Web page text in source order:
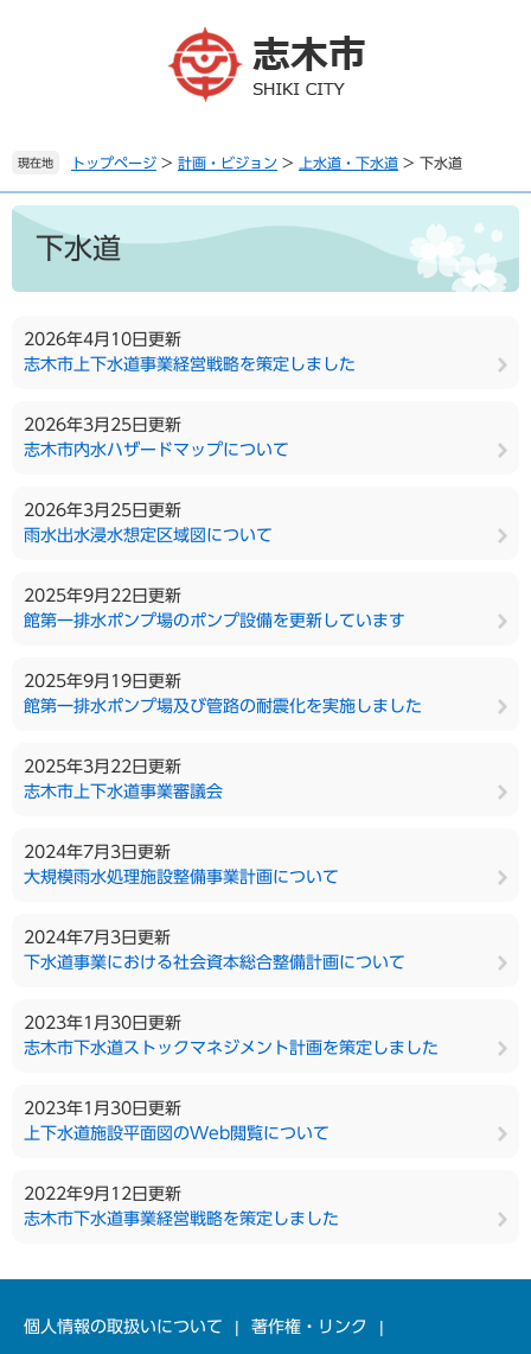
。
て
へ
現在地 トップページ > 計画・ビジョン > 上水道・下水道 > 下水道
本
下水道
2026年4月10日更新
志木市上下水道事業経営戦略を策定しました
2026年3月25日更新
志木市内水ハザードマップについて
2026年3月25日更新
雨水出水浸水想定区域図について
2025年9月22日更新
館第一排水ポンプ場のポンプ設備を更新しています
2025年9月19日更新
館第一排水ポンプ場及び管路の耐震化を実施しました
2025年3月22日更新
志木市上下水道事業審議会
2024年7月3日更新
大規模雨水処理施設整備事業計画について
2024年7月3日更新
下水道事業における社会資本総合整備計画について
2023年1月30日更新
志木市下水道ストックマネジメント計画を策定しました
2023年1月30日更新
上下水道施設平面図のWeb閲覧について
2022年9月12日更新
志木市下水道事業経営戦略を策定しました
個人情報の取扱いについて 著作権・リンク